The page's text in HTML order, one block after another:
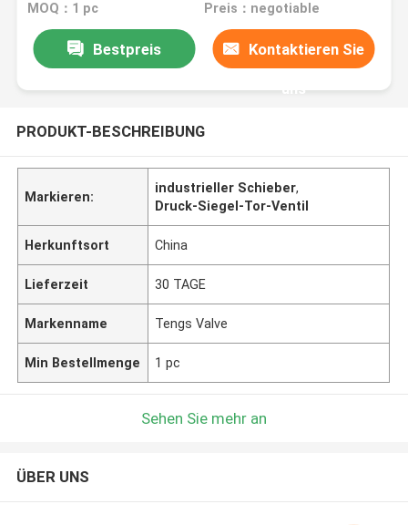
MOQ：1 pc Preis：negotiable
Bestpreis Kontaktieren Sie
uns
PRODUKT-BESCHREIBUNG
Markieren:
industrieller Schieber,
Druck-Siegel-Tor-Ventil
Herkunftsort China
Lieferzeit 30 TAGE
Markenname Tengs Valve
Min Bestellmenge 1 pc
Sehen Sie mehr an
ÜBER UNS